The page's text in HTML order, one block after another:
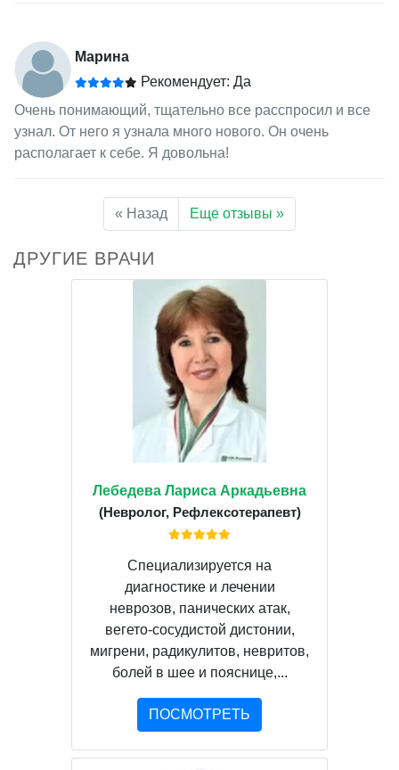
Марина
Рекомендует: Да
Очень понимающий, тщательно все расспросил и все
узнал. От него я узнала много нового. Он очень
располагает к себе. Я довольна!
« Назад Еще отзывы »
ДРУГИЕ ВРАЧИ
Лебедева Лариса Аркадьевна
(Невролог, Рефлексотерапевт)
Специализируется на
диагностике и лечении
неврозов, панических атак,
вегето-сосудистой дистонии,
мигрени, радикулитов, невритов,
болей в шее и пояснице,...
ПОСМОТРЕТЬ